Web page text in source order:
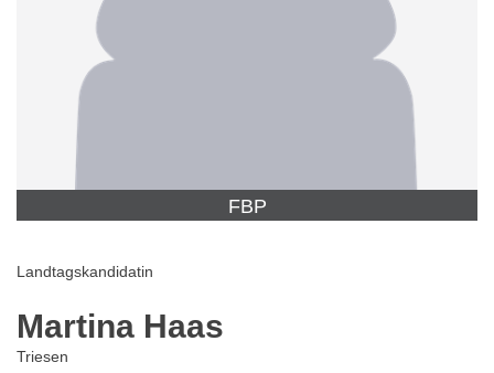
FBP
Landtagskandidatin
Martina Haas
Triesen